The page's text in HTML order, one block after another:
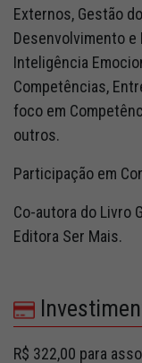
Externos, Gestão
Desenvolvimento e
Inteligência
Competências,
foco em
outros.
Participação em
Co-autora do Livro
Editora Ser Mais.
R$ 322,00 para